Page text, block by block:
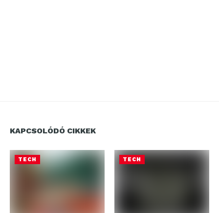
KAPCSOLÓDÓ CIKKEK
TECH TECH